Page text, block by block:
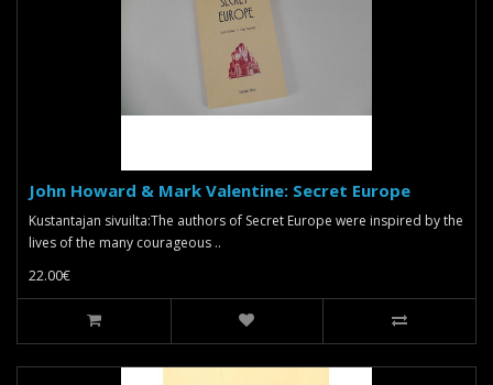
John Howard & Mark Valentine: Secret Europe
Kustantajan sivuilta:The authors of Secret Europe were inspired by the
lives of the many courageous ..
22.00€